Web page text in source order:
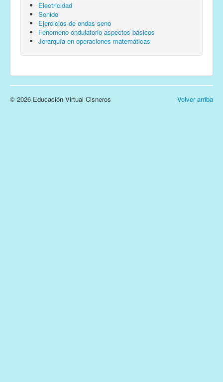
Electricidad
Sonido
Ejercicios de ondas seno
Fenomeno ondulatorio aspectos básicos
Jerarquía en operaciones matemáticas
Volver arriba
© 2026 Educación Virtual Cisneros